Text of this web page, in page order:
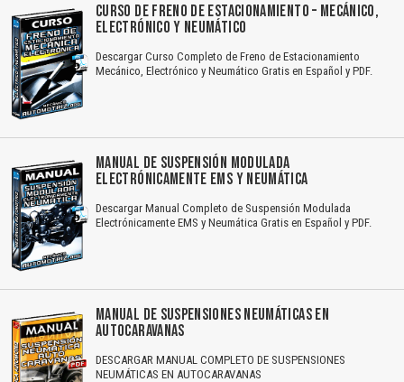
CURSO DE FRENO DE ESTACIONAMIENTO – MECÁNICO,
ELECTRÓNICO Y NEUMÁTICO
Descargar Curso Completo de Freno de Estacionamiento
Mecánico, Electrónico y Neumático Gratis en Español y PDF.
MANUAL DE SUSPENSIÓN MODULADA
ELECTRÓNICAMENTE EMS Y NEUMÁTICA
Descargar Manual Completo de Suspensión Modulada
Electrónicamente EMS y Neumática Gratis en Español y PDF.
MANUAL DE SUSPENSIONES NEUMÁTICAS EN
AUTOCARAVANAS
DESCARGAR MANUAL COMPLETO DE SUSPENSIONES
NEUMÁTICAS EN AUTOCARAVANAS
El Título es incorrecto según el contenido.
Texto o Imagen de portada son erróneos.
No carga o no se visualiza el contenido.